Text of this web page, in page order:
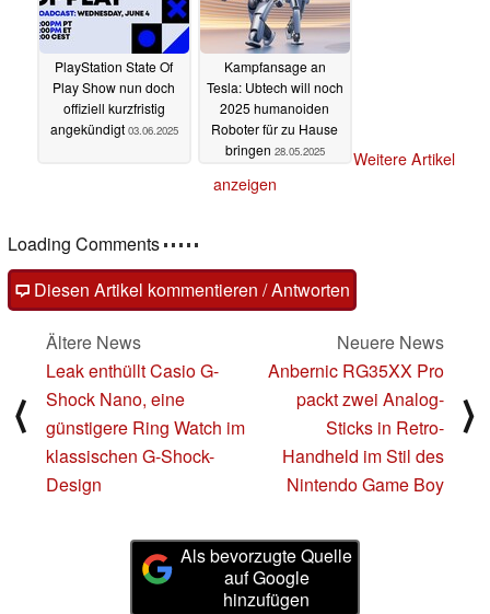
PlayStation State Of
Play Show nun doch
offiziell kurzfristig
angekündigt 03.06.2025
Kampfansage an
Tesla: Ubtech will noch
2025 humanoiden
Roboter für zu Hause
bringen 28.05.2025
Weitere Artikel
anzeigen
Loading Comments
Diesen Artikel kommentieren / Antworten
⟨
Ältere News
Leak enthüllt Casio G-
Shock Nano, eine
günstigere Ring Watch im
klassischen G-Shock-
Design
Neuere News
Anbernic RG35XX Pro
packt zwei Analog-
Sticks in Retro-
Handheld im Stil des
Nintendo Game Boy
⟩
Als bevorzugte Quelle
auf Google
hinzufügen